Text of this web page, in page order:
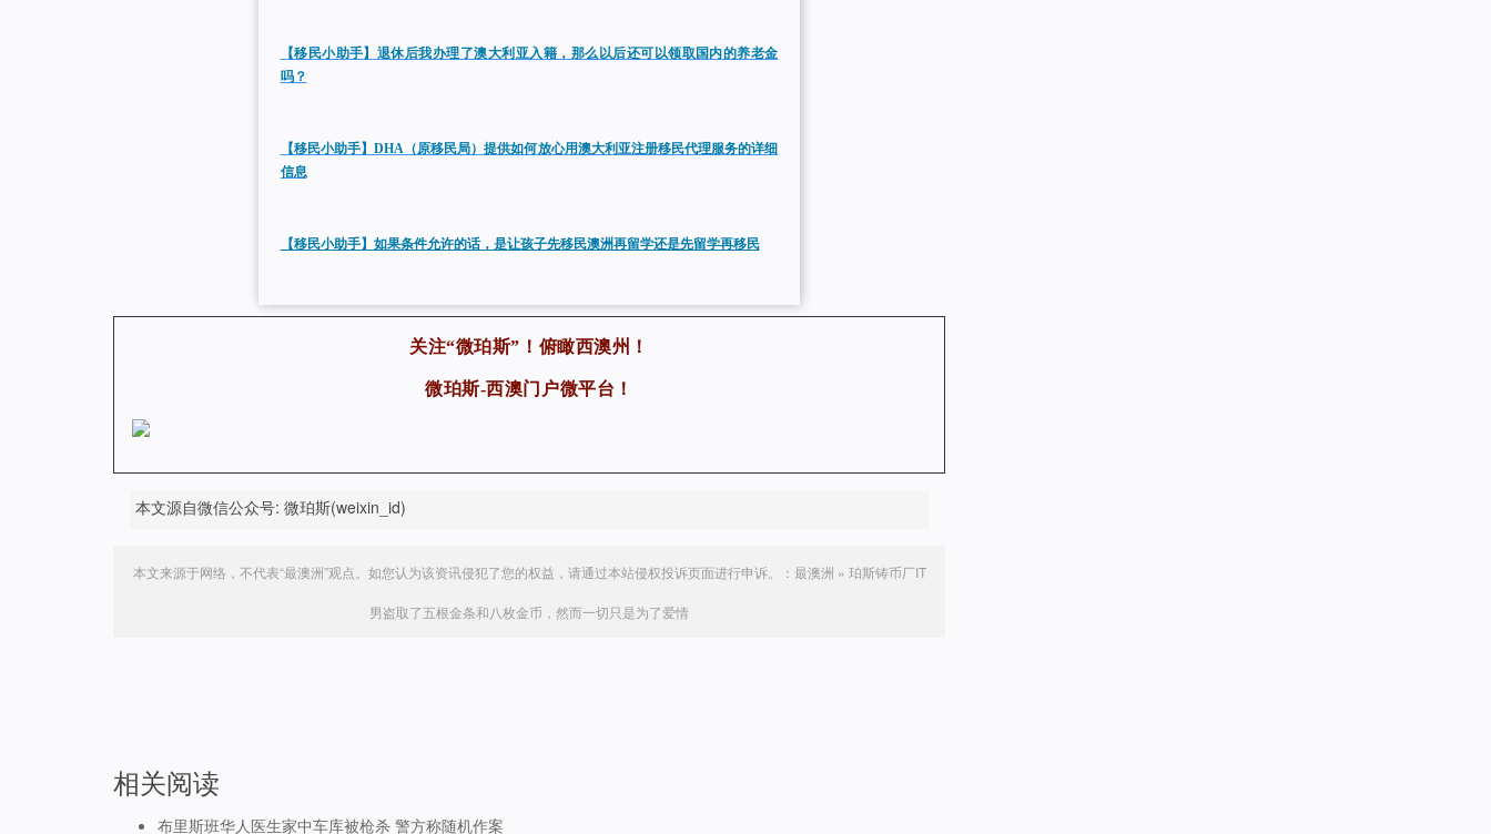
【移民小助手】退休后我办理了澳大利亚入籍，那么以后还可以领取国内的养老金
吗？
【移民小助手】DHA（原移民局）提供如何放心用澳大利亚注册移民代理服务的详细
信息
【移民小助手】如果条件允许的话，是让孩子先移民澳洲再留学还是先留学再移民
关注“微珀斯”！俯瞰西澳州！
微珀斯-西澳门户微平台！
本文源自微信公众号: 微珀斯(weixin_id)
本文来源于网络，不代表“最澳洲”观点。如您认为该资讯侵犯了您的权益，请通过本站侵权投诉页面进行申诉。： 最澳洲 » 珀斯铸币厂IT
男盗取了五根金条和八枚金币，然而一切只是为了爱情
相关阅读
布里斯班华人医生家中车库被枪杀 警方称随机作案